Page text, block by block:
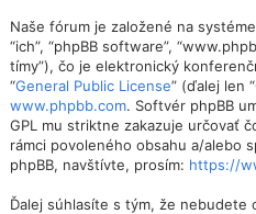
Naše fórum je založené na systéme
“ich”, “phpBB software”,
tímy”), čo je elektronický
“General Public License” (ďalej len
www.phpbb.com. Softvér phpBB
GPL mu striktne zakazuje určovať
rámci povoleného obsahu a/alebo
phpBB, navštívte, prosím: https://
Ďalej súhlasíte s tým, že nebudete